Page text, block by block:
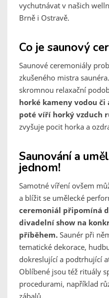
vychutnávat v našich
Brně i Ostravě.
Co je saunový
Saunové ceremoniály
zkušeného mistra
skromnou relaxační
horké kameny vodou či
poté víří horký vzduch
zvyšuje pocit horka a
Saunování a
jednom!
Samotné víření ovšem
a blížit se umělecké
ceremoniál připomíná
divadelní show na
příběhem. Saunér při
tematické dekorace,
dokreslující a podtrhující
Oblíbené jsou též rituály
procedurami, například